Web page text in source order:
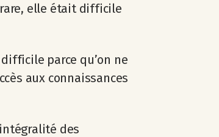
elle était difficile
parce qu’on ne
aux connaissances
des